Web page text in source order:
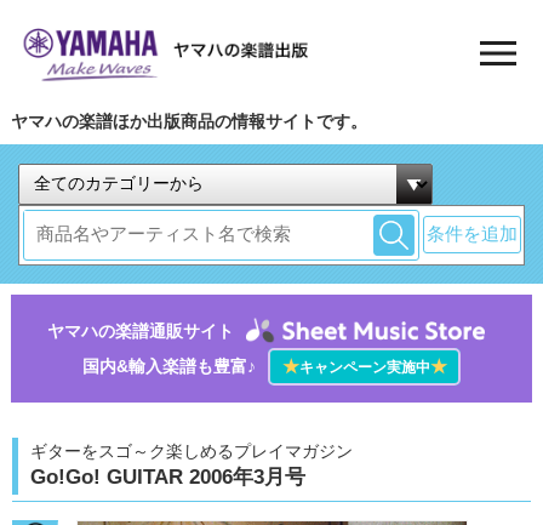
ヤマハの楽譜ほか出版商品の情報サイトです。
条件を追加
ヤマハの楽譜通販サイト
国内&輸入楽譜も豊富♪
★キャンペーン実施中★
ギターをスゴ～ク楽しめるプレイマガジン
Go!Go! GUITAR 2006年3月号